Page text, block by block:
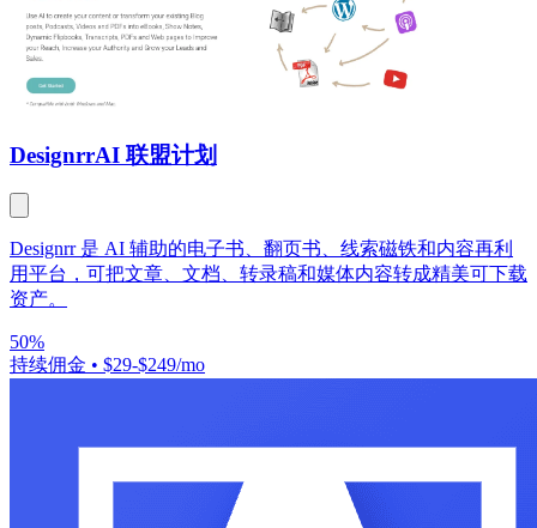
DesignrrAI 联盟计划
Designrr 是 AI 辅助的电子书、翻页书、线索磁铁和内容再利
用平台，可把文章、文档、转录稿和媒体内容转成精美可下载
资产。
50%
持续佣金 • $29-$249/mo